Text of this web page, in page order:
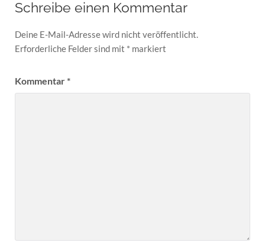
Schreibe einen Kommentar
Deine E-Mail-Adresse wird nicht veröffentlicht.
Erforderliche Felder sind mit * markiert
Kommentar*